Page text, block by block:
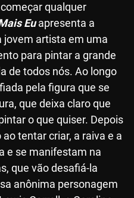
qualquer
Euapresenta a
jovem artista em uma
para pintar a grande
de todos nós. Ao longo
pela figura que se
que deixa claro que
o que quiser. Depois
tentar criar, a raiva e a
e se manifestam na
que vão desafiá-la
anônima personagem